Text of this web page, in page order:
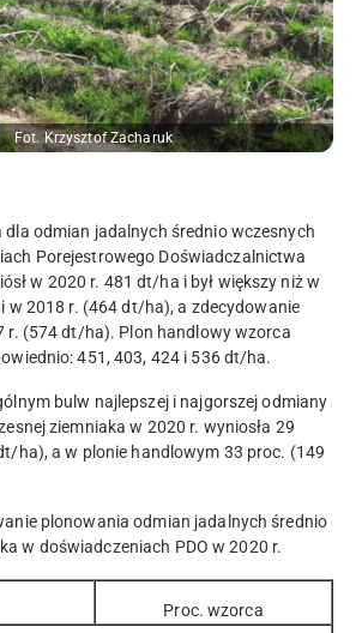
Fot. Krzysztof Zacharuk
dla odmian jadalnych średnio wczesnych
Porejestrowego Doświadczalnictwa
w 2020 r. 481 dt/ha i był większy niż w
w 2018 r. (464 dt/ha), a zdecydowanie
r. (574 dt/ha). Plon handlowy wzorca
451, 403, 424 i 536 dt/ha.
bulw najlepszej i najgorszej odmiany
ziemniaka w 2020 r. wyniosła 29
ha), a w plonie handlowym 33 proc. (149
plonowania odmian jadalnych średnio
w doświadczeniach PDO w 2020 r.
Proc. wzorca